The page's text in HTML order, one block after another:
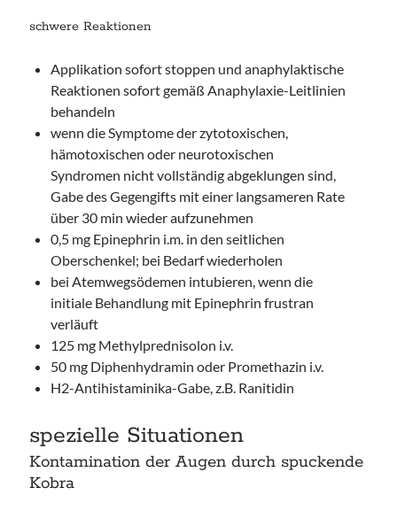
schwere Reaktionen
Applikation sofort stoppen und anaphylaktische
Reaktionen sofort gemäß Anaphylaxie-Leitlinien
behandeln
wenn die Symptome der zytotoxischen,
hämotoxischen oder neurotoxischen
Syndromen nicht vollständig abgeklungen sind,
Gabe des Gegengifts mit einer langsameren Rate
über 30 min wieder aufzunehmen
0,5 mg Epinephrin i.m. in den seitlichen
Oberschenkel; bei Bedarf wiederholen
bei Atemwegsödemen intubieren, wenn die
initiale Behandlung mit Epinephrin frustran
verläuft
125 mg Methylprednisolon i.v.
50 mg Diphenhydramin oder Promethazin i.v.
H2-Antihistaminika-Gabe, z.B. Ranitidin
spezielle Situationen
Kontamination der Augen durch spuckende
Kobra